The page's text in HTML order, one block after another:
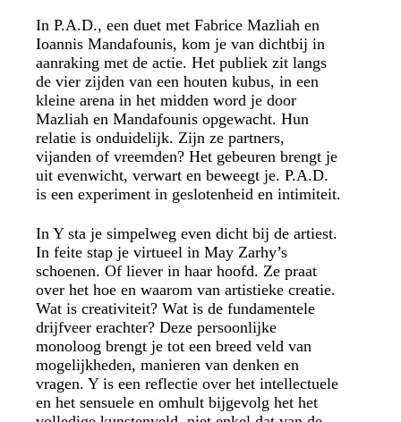
In P.A.D., een duet met Fabrice Mazliah en
Ioannis Mandafounis, kom je van dichtbij in
aanraking met de actie. Het publiek zit langs
de vier zijden van een houten kubus, in een
kleine arena in het midden word je door
Mazliah en Mandafounis opgewacht. Hun
relatie is onduidelijk. Zijn ze partners,
vijanden of vreemden? Het gebeuren brengt je
uit evenwicht, verwart en beweegt je. P.A.D.
is een experiment in geslotenheid en intimiteit.
In Y sta je simpelweg even dicht bij de artiest.
In feite stap je virtueel in May Zarhy’s
schoenen. Of liever in haar hoofd. Ze praat
over het hoe en waarom van artistieke creatie.
Wat is creativiteit? Wat is de fundamentele
drijfveer erachter? Deze persoonlijke
monoloog brengt je tot een breed veld van
mogelijkheden, manieren van denken en
vragen. Y is een reflectie over het intellectuele
en het sensuele en omhult bijgevolg het het